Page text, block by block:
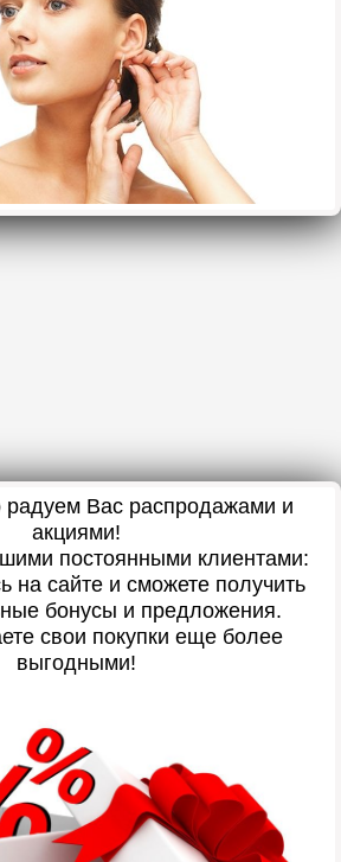
Вас распродажами и
акциями!
постоянными клиентами:
на сайте и сможете получить
бонусы и предложения.
свои покупки еще более
выгодными!